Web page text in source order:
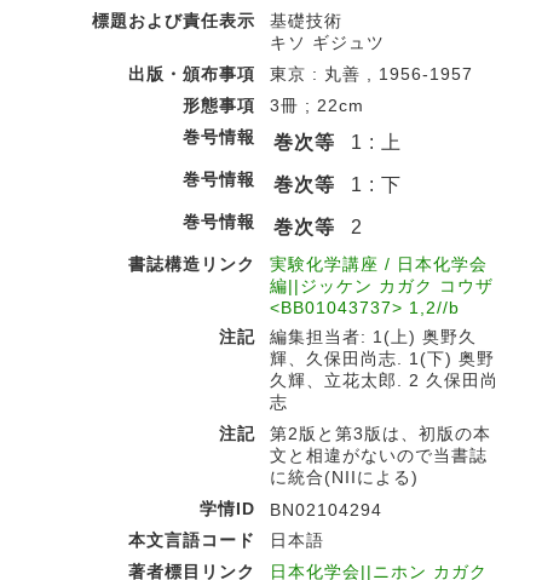
標題および責任表示
基礎技術
キソ ギジュツ
出版・頒布事項
東京 : 丸善 , 1956-1957
形態事項
3冊 ; 22cm
巻号情報
巻次等 1 : 上
巻号情報 巻次等 1 : 下
巻号情報 巻次等 2
書誌構造リンク
実験化学講座 / 日本化学会
編||ジッケン カガク コウザ
<BB01043737> 1,2//b
注記
編集担当者: 1(上) 奥野久
輝、久保田尚志. 1(下) 奥野
久輝、立花太郎. 2 久保田尚
志
注記
第2版と第3版は、初版の本
文と相違がないので当書誌
に統合(NIIによる)
学情ID
BN02104294
本文言語コード
日本語
著者標目リンク
日本化学会||ニホン カガク